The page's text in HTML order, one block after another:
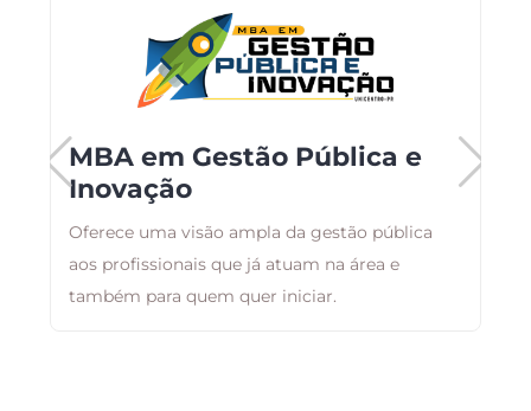
MBA em Gestão Pública e
Inovação
Oferece uma visão ampla da gestão pública
aos profissionais que já atuam na área e
também para quem quer iniciar.